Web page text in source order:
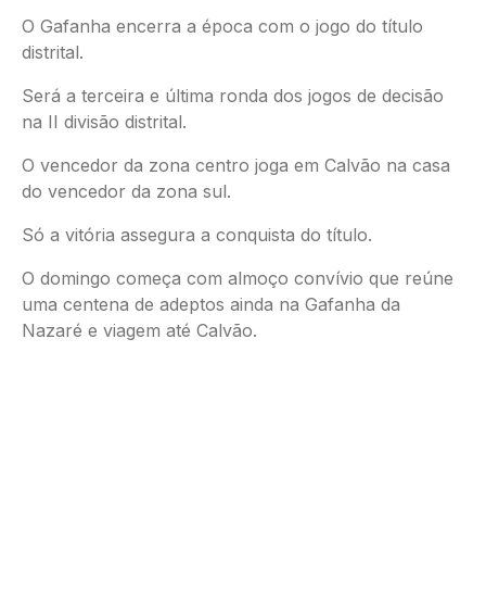
O Gafanha encerra a época com o jogo do título
distrital.
Será a terceira e última ronda dos jogos de decisão
na II divisão distrital.
O vencedor da zona centro joga em Calvão na casa
do vencedor da zona sul.
Só a vitória assegura a conquista do título.
O domingo começa com almoço convívio que reúne
uma centena de adeptos ainda na Gafanha da
Nazaré e viagem até Calvão.